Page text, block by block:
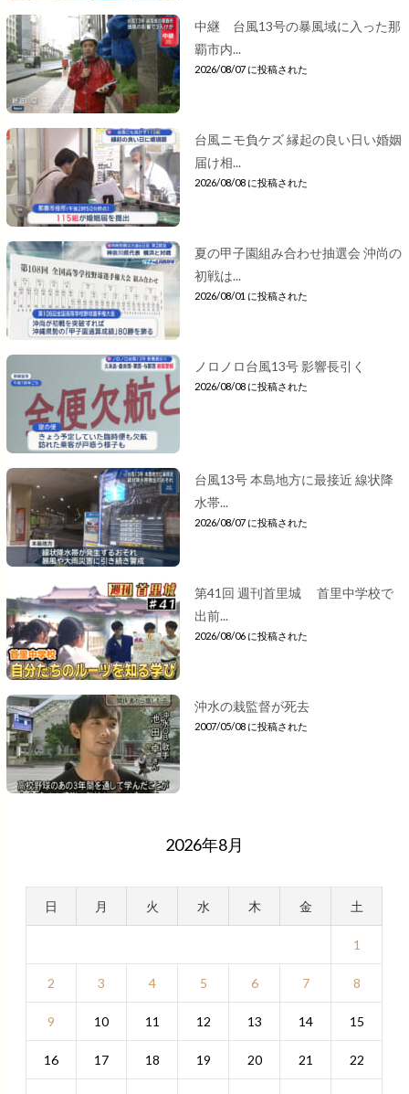
中継 台風13号の暴風域に入った那
覇市内...
2026/08/07 に投稿された
台風ニモ負ケズ 縁起の良い日い婚姻
届け相...
2026/08/08 に投稿された
夏の甲子園組み合わせ抽選会 沖尚の
初戦は...
2026/08/01 に投稿された
ノロノロ台風13号 影響長引く
2026/08/08 に投稿された
台風13号 本島地方に最接近 線状降
水帯...
2026/08/07 に投稿された
第41回 週刊首里城 首里中学校で
出前...
2026/08/06 に投稿された
沖水の栽監督が死去
2007/05/08 に投稿された
2026年8月
日 月 火 水 木 金 土
1
2 3 4 5 6 7 8
9 10 11 12 13 14 15
16 17 18 19 20 21 22